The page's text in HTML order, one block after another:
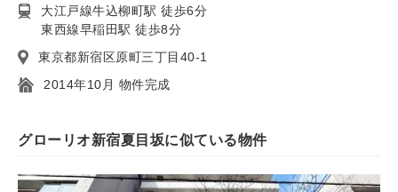
大江戸線牛込柳町駅 徒歩6分
東西線早稲田駅 徒歩8分
東京都新宿区原町三丁目40-1
2014年10月 物件完成
グローリオ新宿夏目坂に似ている物件